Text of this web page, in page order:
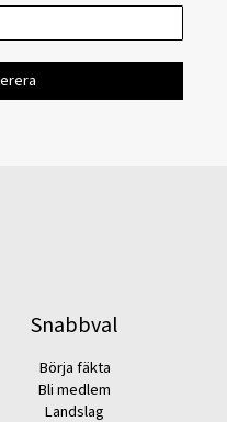
Snabbval
Börja fäkta
Bli medlem
Landslag